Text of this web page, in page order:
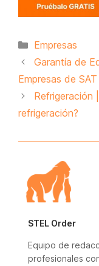
Categorías
Empresas
Garantía de
Empresas de SAT
Refrigeración
refrigeración?
STEL Order
Equipo de
profesionales